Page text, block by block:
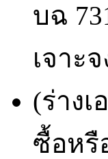
บฉ
เจาะ
(ร่าง
ซื้อหรื